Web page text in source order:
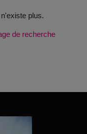
plus.
de recherche